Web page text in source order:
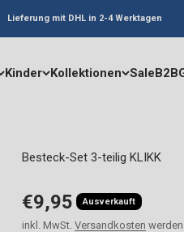
Lieferung mit DHL in 2-4 Werktagen
Kinder Kollektionen SaleB2B
Besteck-Set 3-teilig KLIKK
Angebot
€9,95 Ausverkauft
inkl. MwSt. Versandkosten